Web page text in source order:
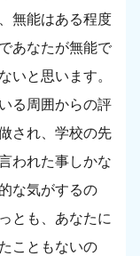
無能はある程度
あなたが無能で
いと思います。
る周囲からの評
され、学校の先
われた事しかな
な気がするの
とも、あなたに
こともないの